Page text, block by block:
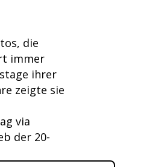
die
immer
ihrer
zeigte sie
via
der 20-